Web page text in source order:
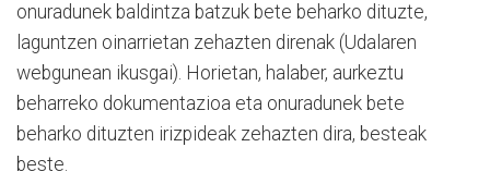
onuradunek baldintza batzuk bete beharko dituzte,
laguntzen oinarrietan zehazten direnak (Udalaren
webgunean ikusgai). Horietan, halaber, aurkeztu
beharreko dokumentazioa eta onuradunek bete
beharko dituzten irizpideak zehazten dira, besteak
beste.